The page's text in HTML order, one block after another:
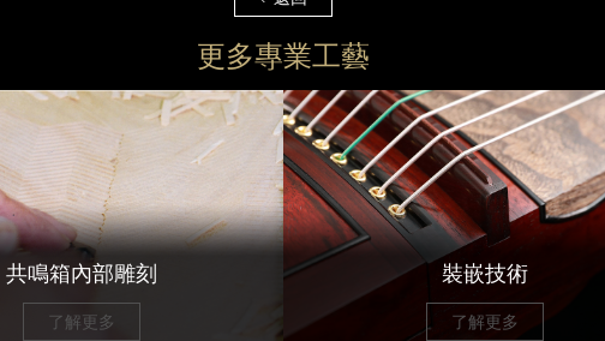
更多專業工藝
共鳴箱內部雕刻
了解更多
裝嵌技術
了解更多